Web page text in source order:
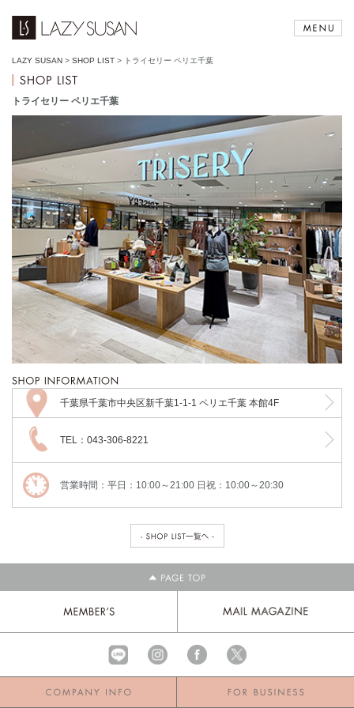
LAZY SUSAN > SHOP LIST > トライセリー ペリエ千葉
トライセリー ペリエ千葉
千葉県千葉市中央区新千葉1-1-1 ペリエ千葉 本館4F
TEL：043-306-8221
営業時間：平日：10:00～21:00 日祝：10:00～20:30